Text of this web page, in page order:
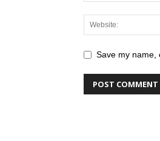
Save my name,